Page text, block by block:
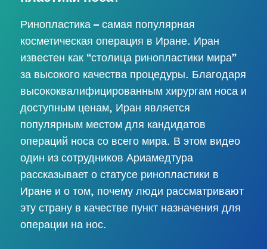
Ринопластика – самая популярная
косметическая операция в Иране. Иран
известен как “столица ринопластики мира”
за высокого качества процедуры. Благодаря
высококвалифицированным хирургам носа и
доступным ценам, Иран является
популярным местом для кандидатов
операций носа со всего мира. В этом видео
один из сотрудников Ариамедтура
рассказывает о статусе ринопластики в
Иране и о том, почему люди рассматривают
эту страну в качестве пункт назначения для
операции на нос.